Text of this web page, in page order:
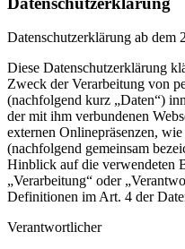
Datenschutzerklärung ab dem
Diese Datenschutzerklärung
Zweck der Verarbeitung von
(nachfolgend kurz „Daten“)
der mit ihm verbundenen
externen Onlinepräsenzen,
(nachfolgend gemeinsam
Hinblick auf die verwendeten
„Verarbeitung“ oder
Definitionen im Art. 4 der
Verantwortlicher